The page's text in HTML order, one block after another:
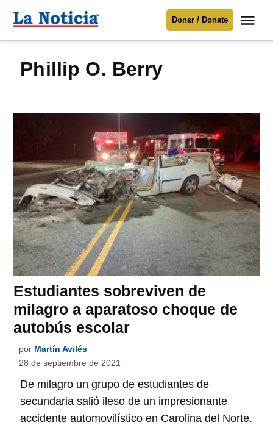
Para mantenerte informado necesitamos
contenido
Noticia
Donar / Donate
Phillip O. Berry
Estudiantes sobreviven de
milagro a aparatoso choque de
autobús escolar
por Martín Avilés
28 de septiembre de 2021
De milagro un grupo de estudiantes de
secundaria salió ileso de un impresionante
accidente automovilístico en Carolina del Norte.